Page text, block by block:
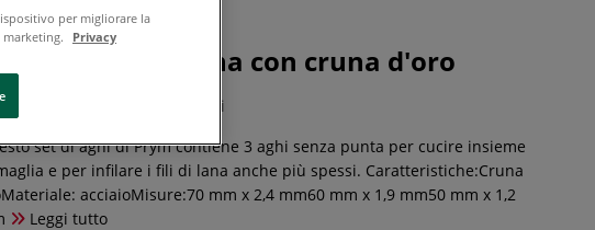
- Aghi per lana con cruna d'oro
0 recensioni
set di aghi di Prym contiene 3 aghi senza punta per cucire insieme
e per infilare i fili di lana anche più spessi. Caratteristiche:Cruna
acciaioMisure:70 mm x 2,4 mm60 mm x 1,9 mm50 mm x 1,2
Leggi tutto
per migliorare la
Privacy